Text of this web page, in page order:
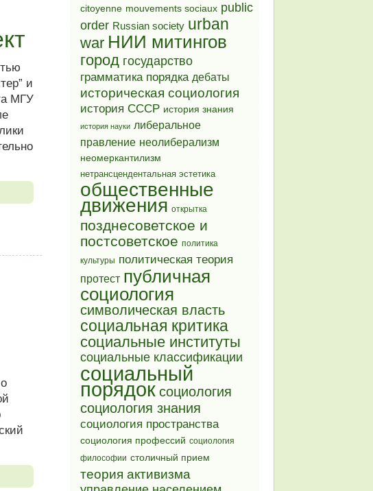
и
МГУ
citoyenne mouvements sociaux public
order Russian society urban
war НИИ митингов
город государство
грамматика порядка дебаты
историческая социология
история СССР история знания
история науки либеральное
правление неолиберализм
неомеркантилизм
нетрансцендентальная эстетика
общественные
движения открытка
позднесоветское и
постсоветское политика
культуры политическая теория
протест публичная
социология
символическая власть
социальная критика
социальные институты
социальные классификации
социальный
порядок социология
социология знания
социология пространства
социология профессий социология
философии столичный прием
теория активизма